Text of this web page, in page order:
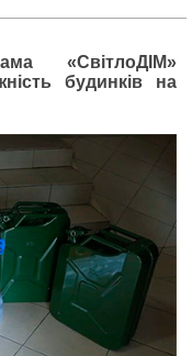
«СвітлоДІМ»
будинків на